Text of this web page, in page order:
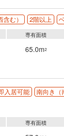
む） 2階以上
専有面積
65.0m2
入居可能 南向き（
専有面積